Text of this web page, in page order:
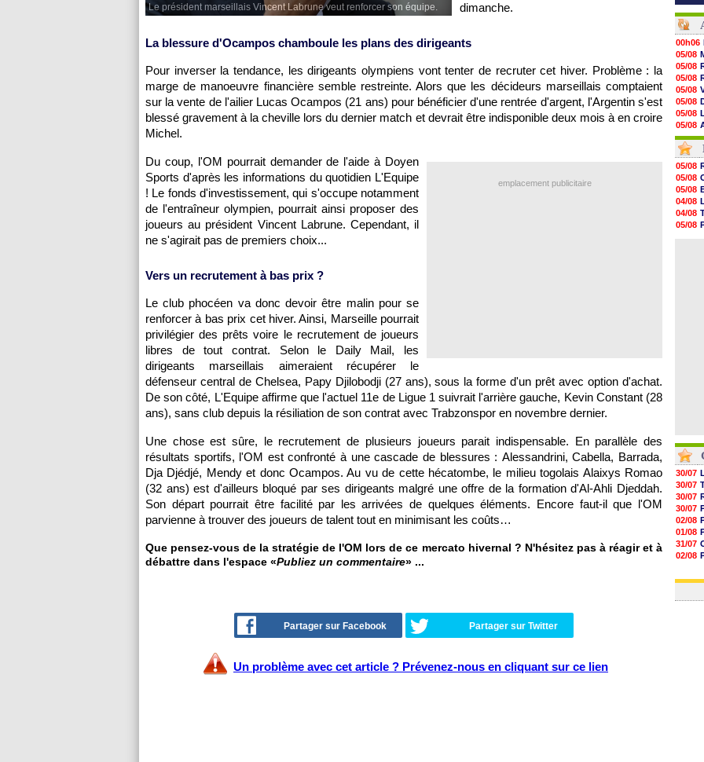
Le président marseillais Vincent Labrune veut renforcer son équipe.
dimanche.
La blessure d'Ocampos chamboule les plans des dirigeants
Pour inverser la tendance, les dirigeants olympiens vont tenter de recruter cet hiver. Problème : la
marge de manoeuvre financière semble restreinte. Alors que les décideurs marseillais comptaient
sur la vente de l'ailier Lucas Ocampos (21 ans) pour bénéficier d'une rentrée d'argent, l'Argentin s'est
blessé gravement à la cheville lors du dernier match et devrait être indisponible deux mois à en croire
Michel.
emplacement publicitaire
Du coup, l'OM pourrait demander de l'aide à Doyen
Sports d'après les informations du quotidien L'Equipe
! Le fonds d'investissement, qui s'occupe notamment
de l'entraîneur olympien, pourrait ainsi proposer des
joueurs au président Vincent Labrune. Cependant, il
ne s'agirait pas de premiers choix...
Vers un recrutement à bas prix ?
Le club phocéen va donc devoir être malin pour se
renforcer à bas prix cet hiver. Ainsi, Marseille pourrait
privilégier des prêts voire le recrutement de joueurs
libres de tout contrat. Selon le Daily Mail, les
dirigeants marseillais aimeraient récupérer le
défenseur central de Chelsea, Papy Djilobodji (27 ans), sous la forme d'un prêt avec option d'achat.
De son côté, L'Equipe affirme que l'actuel 11e de Ligue 1 suivrait l'arrière gauche, Kevin Constant (28
ans), sans club depuis la résiliation de son contrat avec Trabzonspor en novembre dernier.
Une chose est sûre, le recrutement de plusieurs joueurs parait indispensable. En parallèle des
résultats sportifs, l'OM est confronté à une cascade de blessures : Alessandrini, Cabella, Barrada,
Dja Djédjé, Mendy et donc Ocampos. Au vu de cette hécatombe, le milieu togolais Alaixys Romao
(32 ans) est d'ailleurs bloqué par ses dirigeants malgré une offre de la formation d'Al-Ahli Djeddah.
Son départ pourrait être facilité par les arrivées de quelques éléments. Encore faut-il que l'OM
parvienne à trouver des joueurs de talent tout en minimisant les coûts…
Que pensez-vous de la stratégie de l'OM lors de ce mercato hivernal ? N'hésitez pas à réagir et à
débattre dans l'espace «Publiez un commentaire» ...
Partager sur Facebook Partager sur Twitter
Un problème avec cet article ? Prévenez-nous en cliquant sur ce lien
00h06
05/08
05/08
05/08
05/08
05/08
05/08
05/08
05/08
05/08
05/08
05/08
05/08
05/08
05/08
05/08
05/08
05/08
05/08
05/08
04/08
04/08
05/08
30/07
30/07
30/07
30/07
02/08
01/08
31/07
02/08
01/08